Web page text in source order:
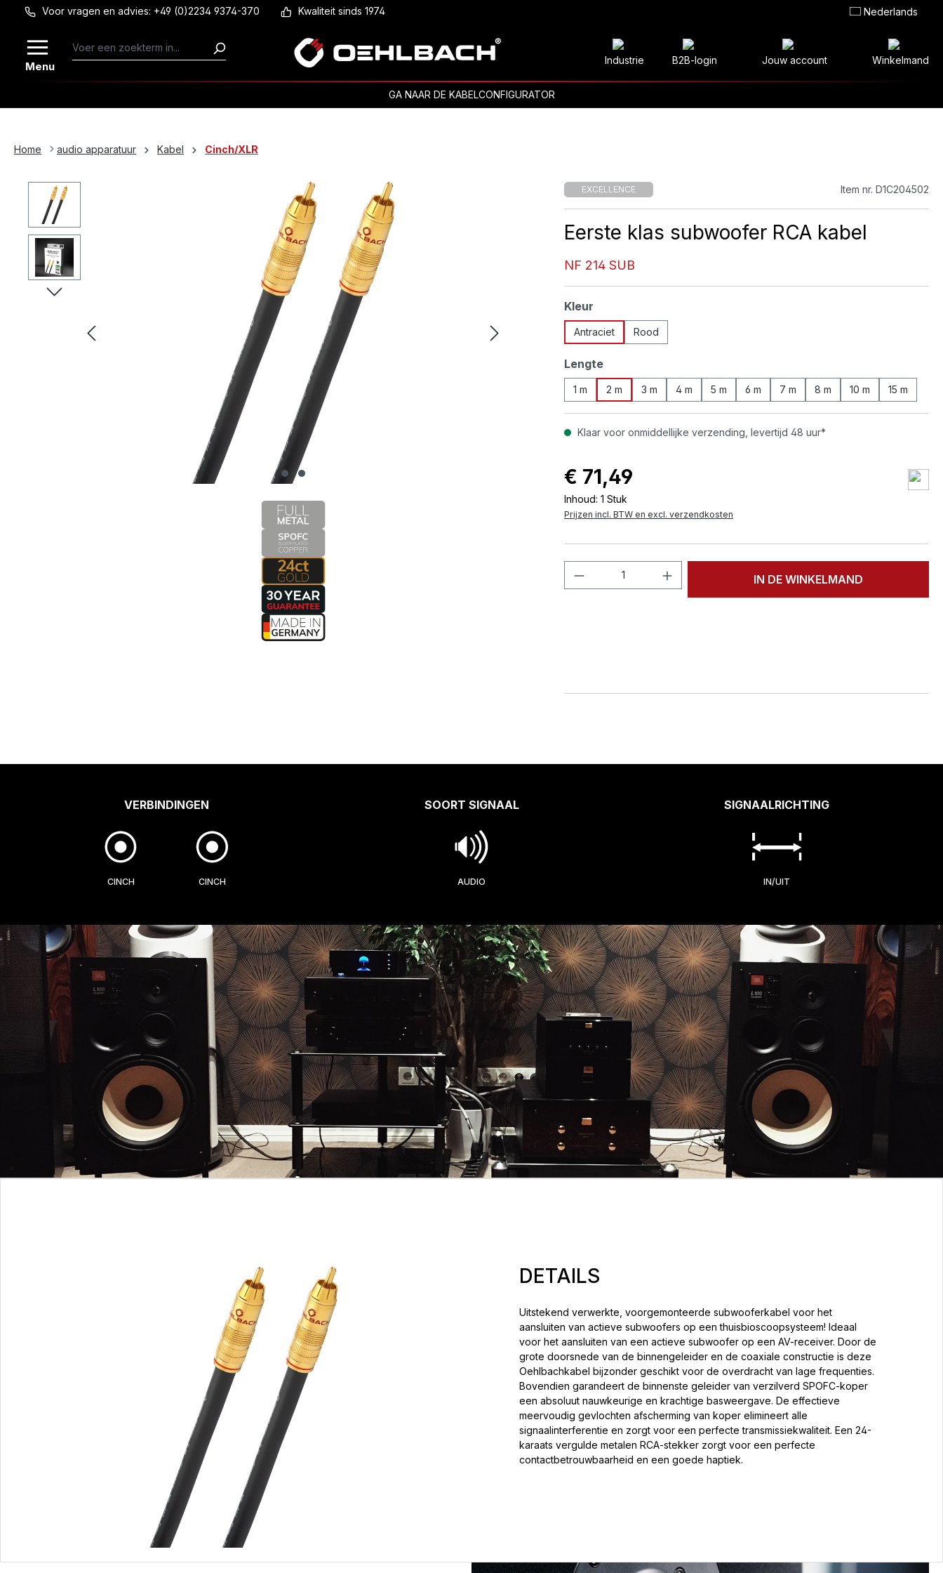
Ga naar de hoofdinhoud
Voor vragen en advies: +49 (0)2234 9374-370 Kwaliteit sinds 1974 Nederlands
Menu Industrie B2B-login Jouw account Winkelmand
GA NAAR DE KABELCONFIGURATOR
Home audio apparatuur Kabel Cinch/XLR
EXCELLENCE Item nr. D1C204502
Eerste klas subwoofer RCA kabel
NF 214 SUB
Selecteer
Kleur
Antraciet Rood
Selecteer
Lengte
1 m 2 m 3 m 4 m 5 m 6 m 7 m 8 m 10 m 15 m
Klaar voor onmiddellijke verzending, levertijd 48 uur*
€ 71,49
Inhoud: 1 Stuk
Prijzen incl. BTW en excl. verzendkosten
Producthoeveelheid: Voer de gewenste
IN DE WINKELMAND
VERBINDINGEN
CINCH CINCH
SOORT SIGNAAL
AUDIO
SIGNAALRICHTING
IN/UIT
DETAILS
Uitstekend verwerkte, voorgemonteerde subwooferkabel voor het
aansluiten van actieve subwoofers op een thuisbioscoopsysteem! Ideaal
voor het aansluiten van een actieve subwoofer op een AV-receiver. Door de
grote doorsnede van de binnengeleider en de coaxiale constructie is deze
Oehlbachkabel bijzonder geschikt voor de overdracht van lage frequenties.
Bovendien garandeert de binnenste geleider van verzilverd SPOFC-koper
een absoluut nauwkeurige en krachtige basweergave. De effectieve
meervoudig gevlochten afscherming van koper elimineert alle
signaalinterferentie en zorgt voor een perfecte transmissiekwaliteit. Een 24-
karaats vergulde metalen RCA-stekker zorgt voor een perfecte
contactbetrouwbaarheid en een goede haptiek.